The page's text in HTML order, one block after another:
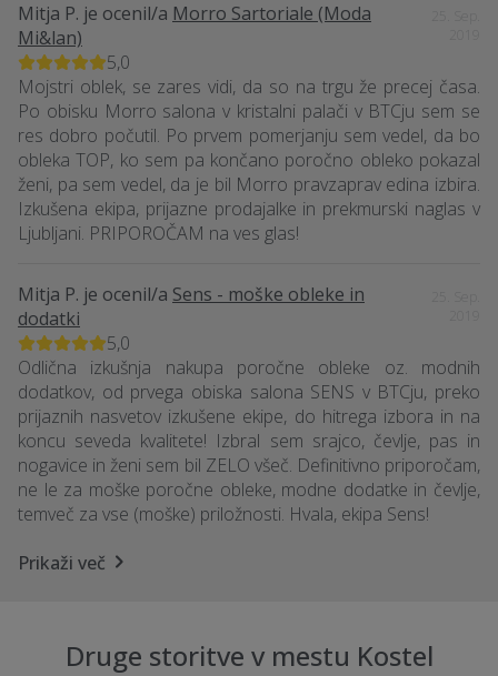
Mitja P. je ocenil/a Morro Sartoriale (Moda
Mi&lan)
5,0
Mojstri oblek, se zares vidi, da so na trgu že precej časa.
Po obisku Morro salona v kristalni palači v BTCju sem se
res dobro počutil. Po prvem pomerjanju sem vedel, da bo
obleka TOP, ko sem pa končano poročno obleko pokazal
ženi, pa sem vedel, da je bil Morro pravzaprav edina izbira.
Izkušena ekipa, prijazne prodajalke in prekmurski naglas v
Ljubljani. PRIPOROČAM na ves glas!
Mitja P. je ocenil/a Sens - moške obleke in
dodatki
5,0
Odlična izkušnja nakupa poročne obleke oz. modnih
dodatkov, od prvega obiska salona SENS v BTCju, preko
prijaznih nasvetov izkušene ekipe, do hitrega izbora in na
koncu seveda kvalitete! Izbral sem srajco, čevlje, pas in
nogavice in ženi sem bil ZELO všeč. Definitivno priporočam,
ne le za moške poročne obleke, modne dodatke in čevlje,
temveč za vse (moške) priložnosti. Hvala, ekipa Sens!
Prikaži več
Druge storitve v mestu Kostel